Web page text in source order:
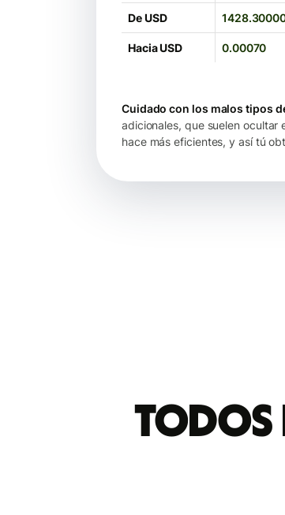
De USD
Hacia USD 0.00070
Cuidado con los malos tipos
adicionales, que suelen
hace más eficientes, y así tú
Todos